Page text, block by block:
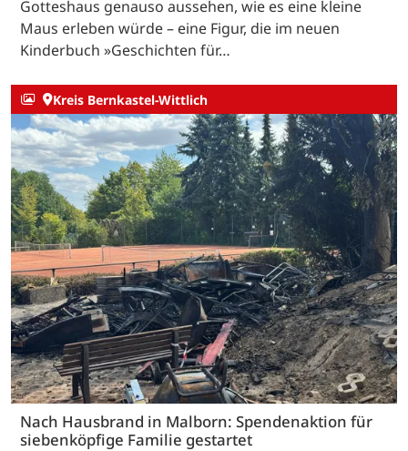
Gotteshaus genauso aussehen, wie es eine kleine
Maus erleben würde – eine Figur, die im neuen
Kinderbuch »Geschichten für…
Kreis Bernkastel-Wittlich
Nach Hausbrand in Malborn: Spendenaktion für
siebenköpfige Familie gestartet